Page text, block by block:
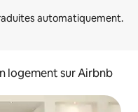
logement sur Airbnb